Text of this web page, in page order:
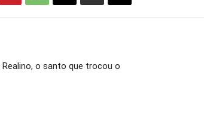
o santo que trocou o